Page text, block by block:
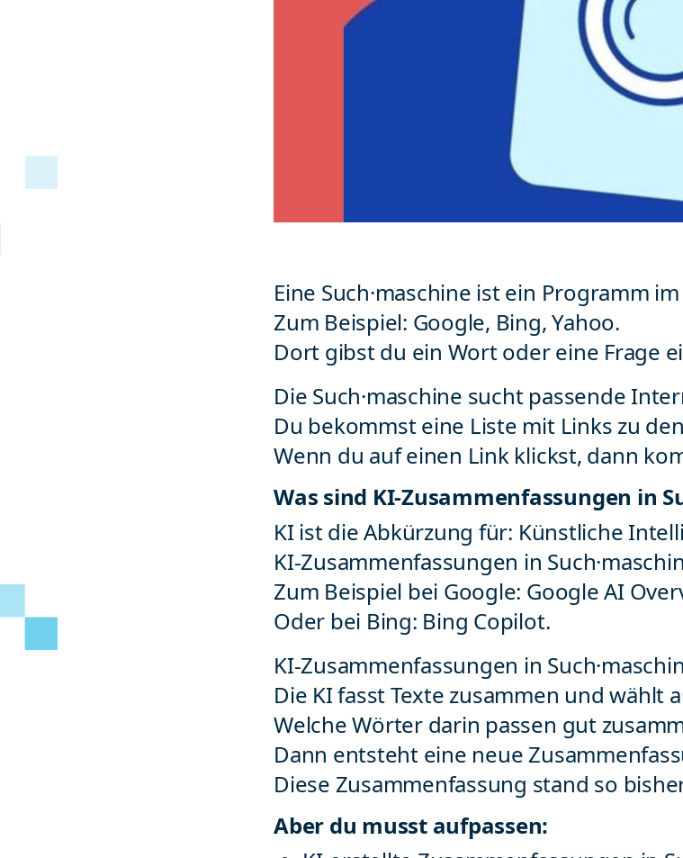
Eine Such·maschine ist ein Programm
Zum Beispiel: Google, Bing, Yahoo.
Dort gibst du ein Wort oder eine Frage
Die Such·maschine sucht passende
Du bekommst eine Liste mit Links zu
Wenn du auf einen Link klickst, dann
Was sind KI-Zusammenfassungen in
KI ist die Abkürzung für: Künstliche
KI-Zusammenfassungen in
Zum Beispiel bei Google: Google AI
Oder bei Bing: Bing Copilot.
KI-Zusammenfassungen in
Die KI fasst Texte zusammen und wählt
Welche Wörter darin passen gut
Dann entsteht eine neue
Diese Zusammenfassung stand so
Aber du musst aufpassen: